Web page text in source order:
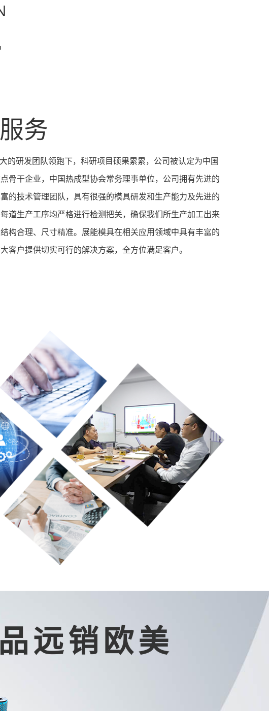
务
的研发团队领跑下，科研项目硕果累累，公司被认定为中国
骨干企业，中国热成型协会常务理事单位，公司拥有先进的
的技术管理团队，具有很强的模具研发和生产能力及先进的
道生产工序均严格进行检测把关，确保我们所生产加工出来
构合理、尺寸精准。展能模具在相关应用领域中具有丰富的
客户提供切实可行的解决方案，全方位满足客户。
远销欧美